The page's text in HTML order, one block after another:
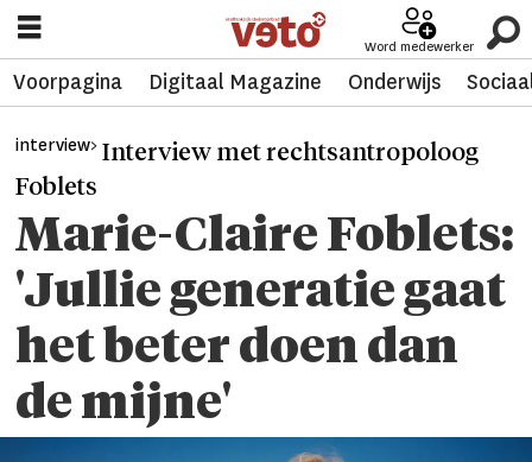
Word medewerker
Voorpagina Digitaal Magazine Onderwijs
interview> Interview met rechtsantropoloog
Foblets
Marie-Claire Foblets:
'Jullie generatie gaat
het beter doen dan
de mijne'